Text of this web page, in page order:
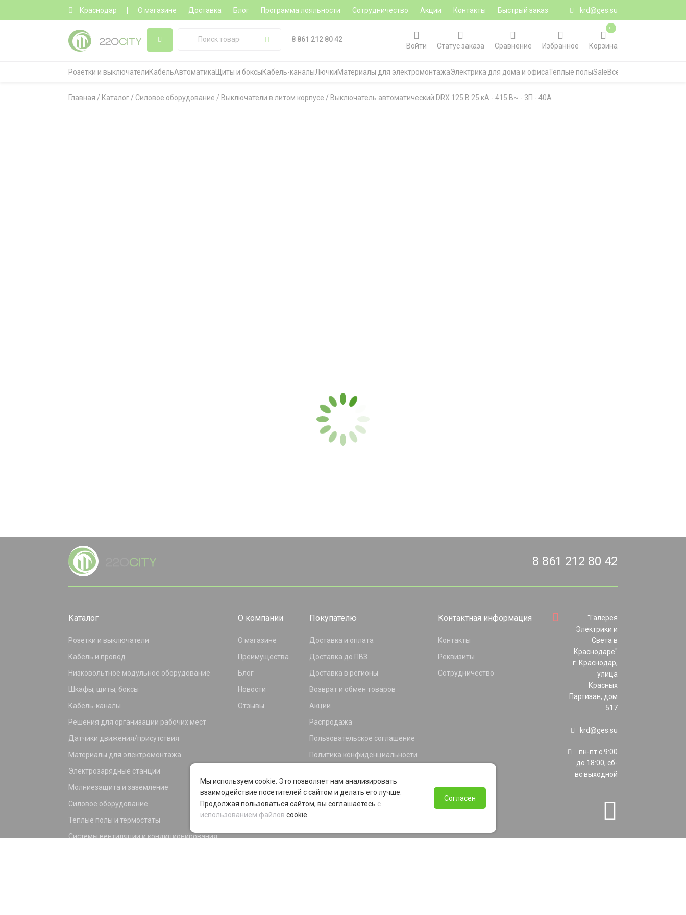
Краснодар О магазине Доставка Блог Программа лояльности Сотрудничество Акции Контакты Быстрый заказ krd@ges.su
8 861 212 80 42
Войти
Статус заказа Сравнение Избранное Корзина
0
Розетки и выключателиКабельАвтоматика Щиты и боксыКабель-каналыЛючкиМатериалы для электромонтажаЭлектрика для дома и офисаТеплые полыSaleВсе категории
Главная / Каталог / Силовое оборудование / Выключатели в литом корпусе / Выключатель автоматический DRX 125 B 25 кА - 415 В~ - 3П - 40A
8 861 212 80 42
Каталог
Розетки и выключатели
Кабель и провод
Низковольтное модульное оборудование
Шкафы, щиты, боксы
Кабель-каналы
Решения для организации рабочих мест
Датчики движения/присутствия
Материалы для электромонтажа
Электрозарядные станции
Молниезащита и заземление
Силовое оборудование
Теплые полы и термостаты
Системы вентиляции и кондиционирования
О компании
О магазине
Преимущества
Блог
Новости
Отзывы
Покупателю
Доставка и оплата
Доставка до ПВЗ
Доставка в регионы
Возврат и обмен товаров
Акции
Распродажа
Пользовательское соглашение
Политика конфиденциальности
Программа лояльности
Контактная информация
Контакты
Реквизиты
Сотрудничество
"Галерея
Электрики и
Света в
Краснодаре"
г. Краснодар,
улица
Красных
Партизан, дом
517
krd@ges.su
пн-пт с 9:00
до 18:00, сб-
вс выходной
Мы используем cookie. Это позволяет нам анализировать
взаимодействие посетителей с сайтом и делать его лучше.
Продолжая пользоваться сайтом, вы соглашаетесь с
использованием файлов cookie.
Согласен